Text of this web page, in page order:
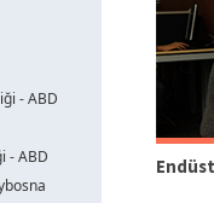
- ABD
- ABD